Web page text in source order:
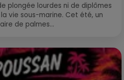
plongée lourdes ni de diplômes
vie sous-marine. Cet été, un
de palmes...